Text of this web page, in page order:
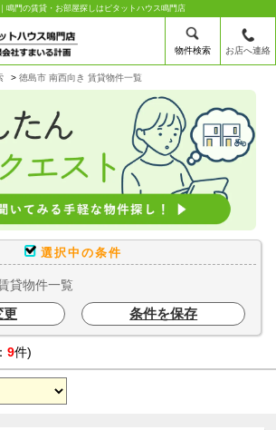
鳴門の賃貸・お部屋探しはピタットハウス鳴門店
物件検索 お店へ連絡
徳島市 南西向き 賃貸物件一覧
選択中の条件
貸物件一覧
更 条件を保存
9件)